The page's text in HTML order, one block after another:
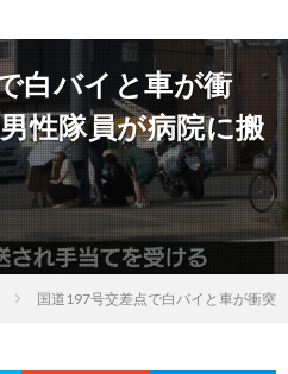
白バイと車が衝
性隊員が病院に搬
国道197号交差点で白バイと車が衝